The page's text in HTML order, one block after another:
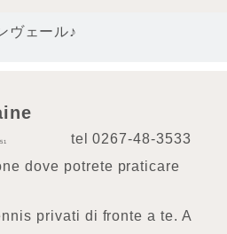
tel0267-48-3533
dove potrete praticare
privati di fronte a te. A